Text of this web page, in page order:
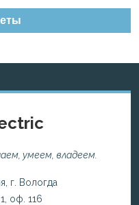
умеем, владеем.
г. Вологда
оф. 116